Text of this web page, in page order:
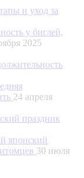
у биглей,
2025
24 апреля
японский
30 июля